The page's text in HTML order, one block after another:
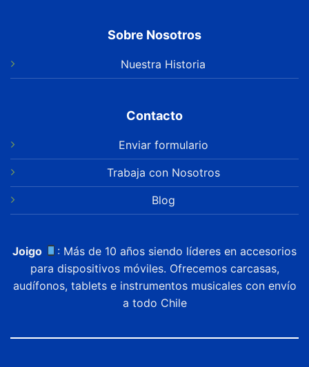
Sobre Nosotros
Nuestra Historia
Contacto
Enviar formulario
Trabaja con Nosotros
Blog
Joigo
: Más de 10 años siendo líderes en accesorios
para dispositivos móviles. Ofrecemos carcasas,
audífonos, tablets e instrumentos musicales con envío
a todo Chile